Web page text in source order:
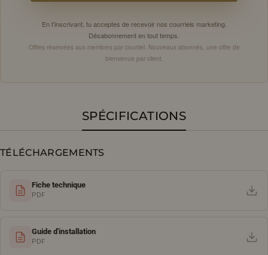
En t’inscrivant, tu acceptes de recevoir nos courriels marketing.
Désabonnement en tout temps.
Offres réservées aux membres par courriel. Nouveaux abonnés, une offre de
bienvenue par client.
SPÉCIFICATIONS
TÉLÉCHARGEMENTS
Fiche technique
PDF
Guide d'installation
PDF